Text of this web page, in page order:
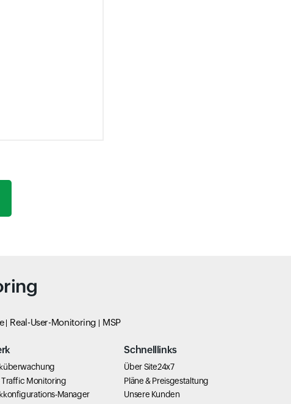
Real-User-Monitoring MSP
Monitoring
Manager
Schnelllinks
Über Site24x7
Pläne & Preisgestaltung
Unsere Kunden